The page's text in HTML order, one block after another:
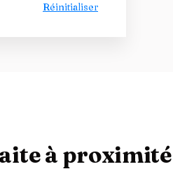
Réinitialiser
à